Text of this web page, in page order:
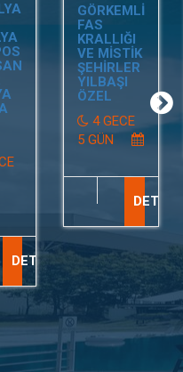
DETAY
GÖRKEMLİ
FAS
KRALLIĞI
VE MİSTİK
ŞEHİRLER
YILBAŞI
ÖZEL
4 GECE
5 GÜN
DETAY